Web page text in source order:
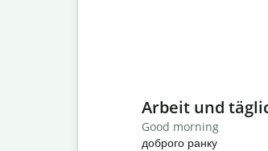
Slide 1 of 6
Arbeit und
Good morning
доброго ранку